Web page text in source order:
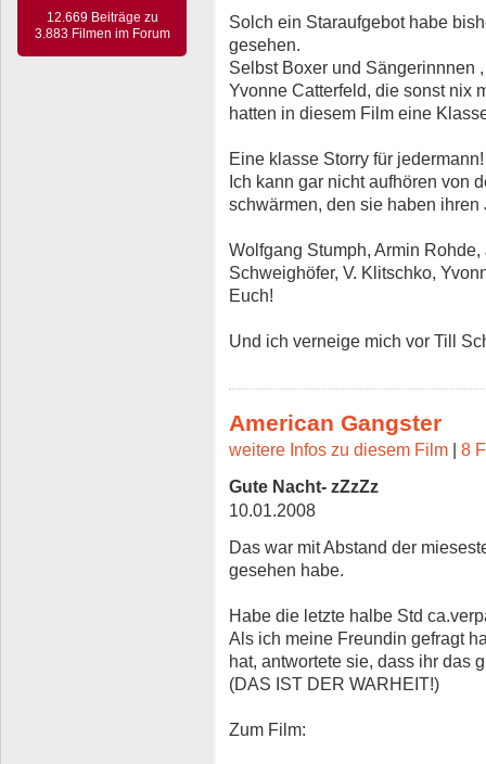
12.669 Beiträge zu
3.883 Filmen im Forum
Solch ein Staraufgebot habe
gesehen.
Selbst Boxer und Sängerinnnen
Yvonne Catterfeld, die sonst nix
hatten in diesem Film eine
Eine klasse Storry für jedermann!
Ich kann gar nicht aufhören von
schwärmen, den sie haben
Wolfgang Stumph, Armin
Schweighöfer, V. Klitschko,
Euch!
Und ich verneige mich vor Till
American Gangster
weitere Infos zu diesem Film
8
Gute Nacht- zZzZz
10.01.2008
Das war mit Abstand der
gesehen habe.
Habe die letzte halbe Std
Als ich meine Freundin gefragt
hat, antwortete sie, dass ihr das
(DAS IST DER WARHEIT!)
Zum Film: